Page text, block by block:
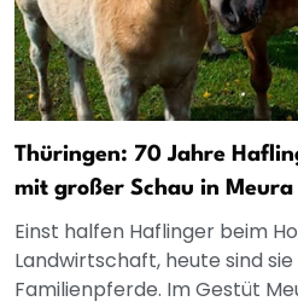
Thüringen: 70 Jahre
mit großer Schau in Meura
Einst halfen Haflinger beim
Landwirtschaft, heute sind
Familienpferde. Im Gestüt